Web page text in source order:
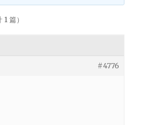
篇）
#4776